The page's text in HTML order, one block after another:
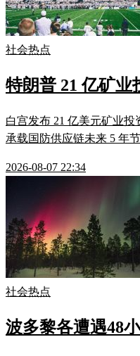
社会热点
特朗普 21 亿矿业
白宫发布 21 亿美元矿业投
承载国防供应链未来 5 年
2026-08-07 22:34
社会热点
波多黎各遭遇48